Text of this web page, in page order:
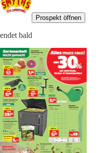
Prospekt öffnen
endet bald